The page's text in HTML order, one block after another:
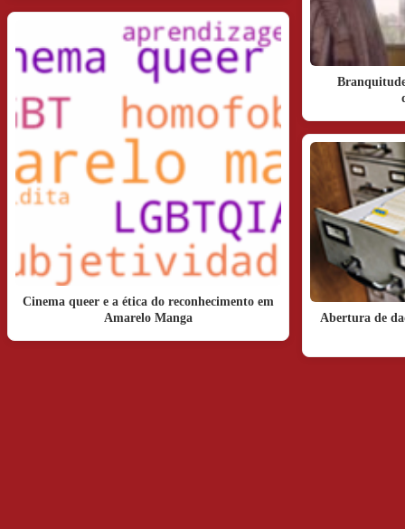
Cinema queer e a ética do reconhecimento em
Amarelo Manga
Abertura de